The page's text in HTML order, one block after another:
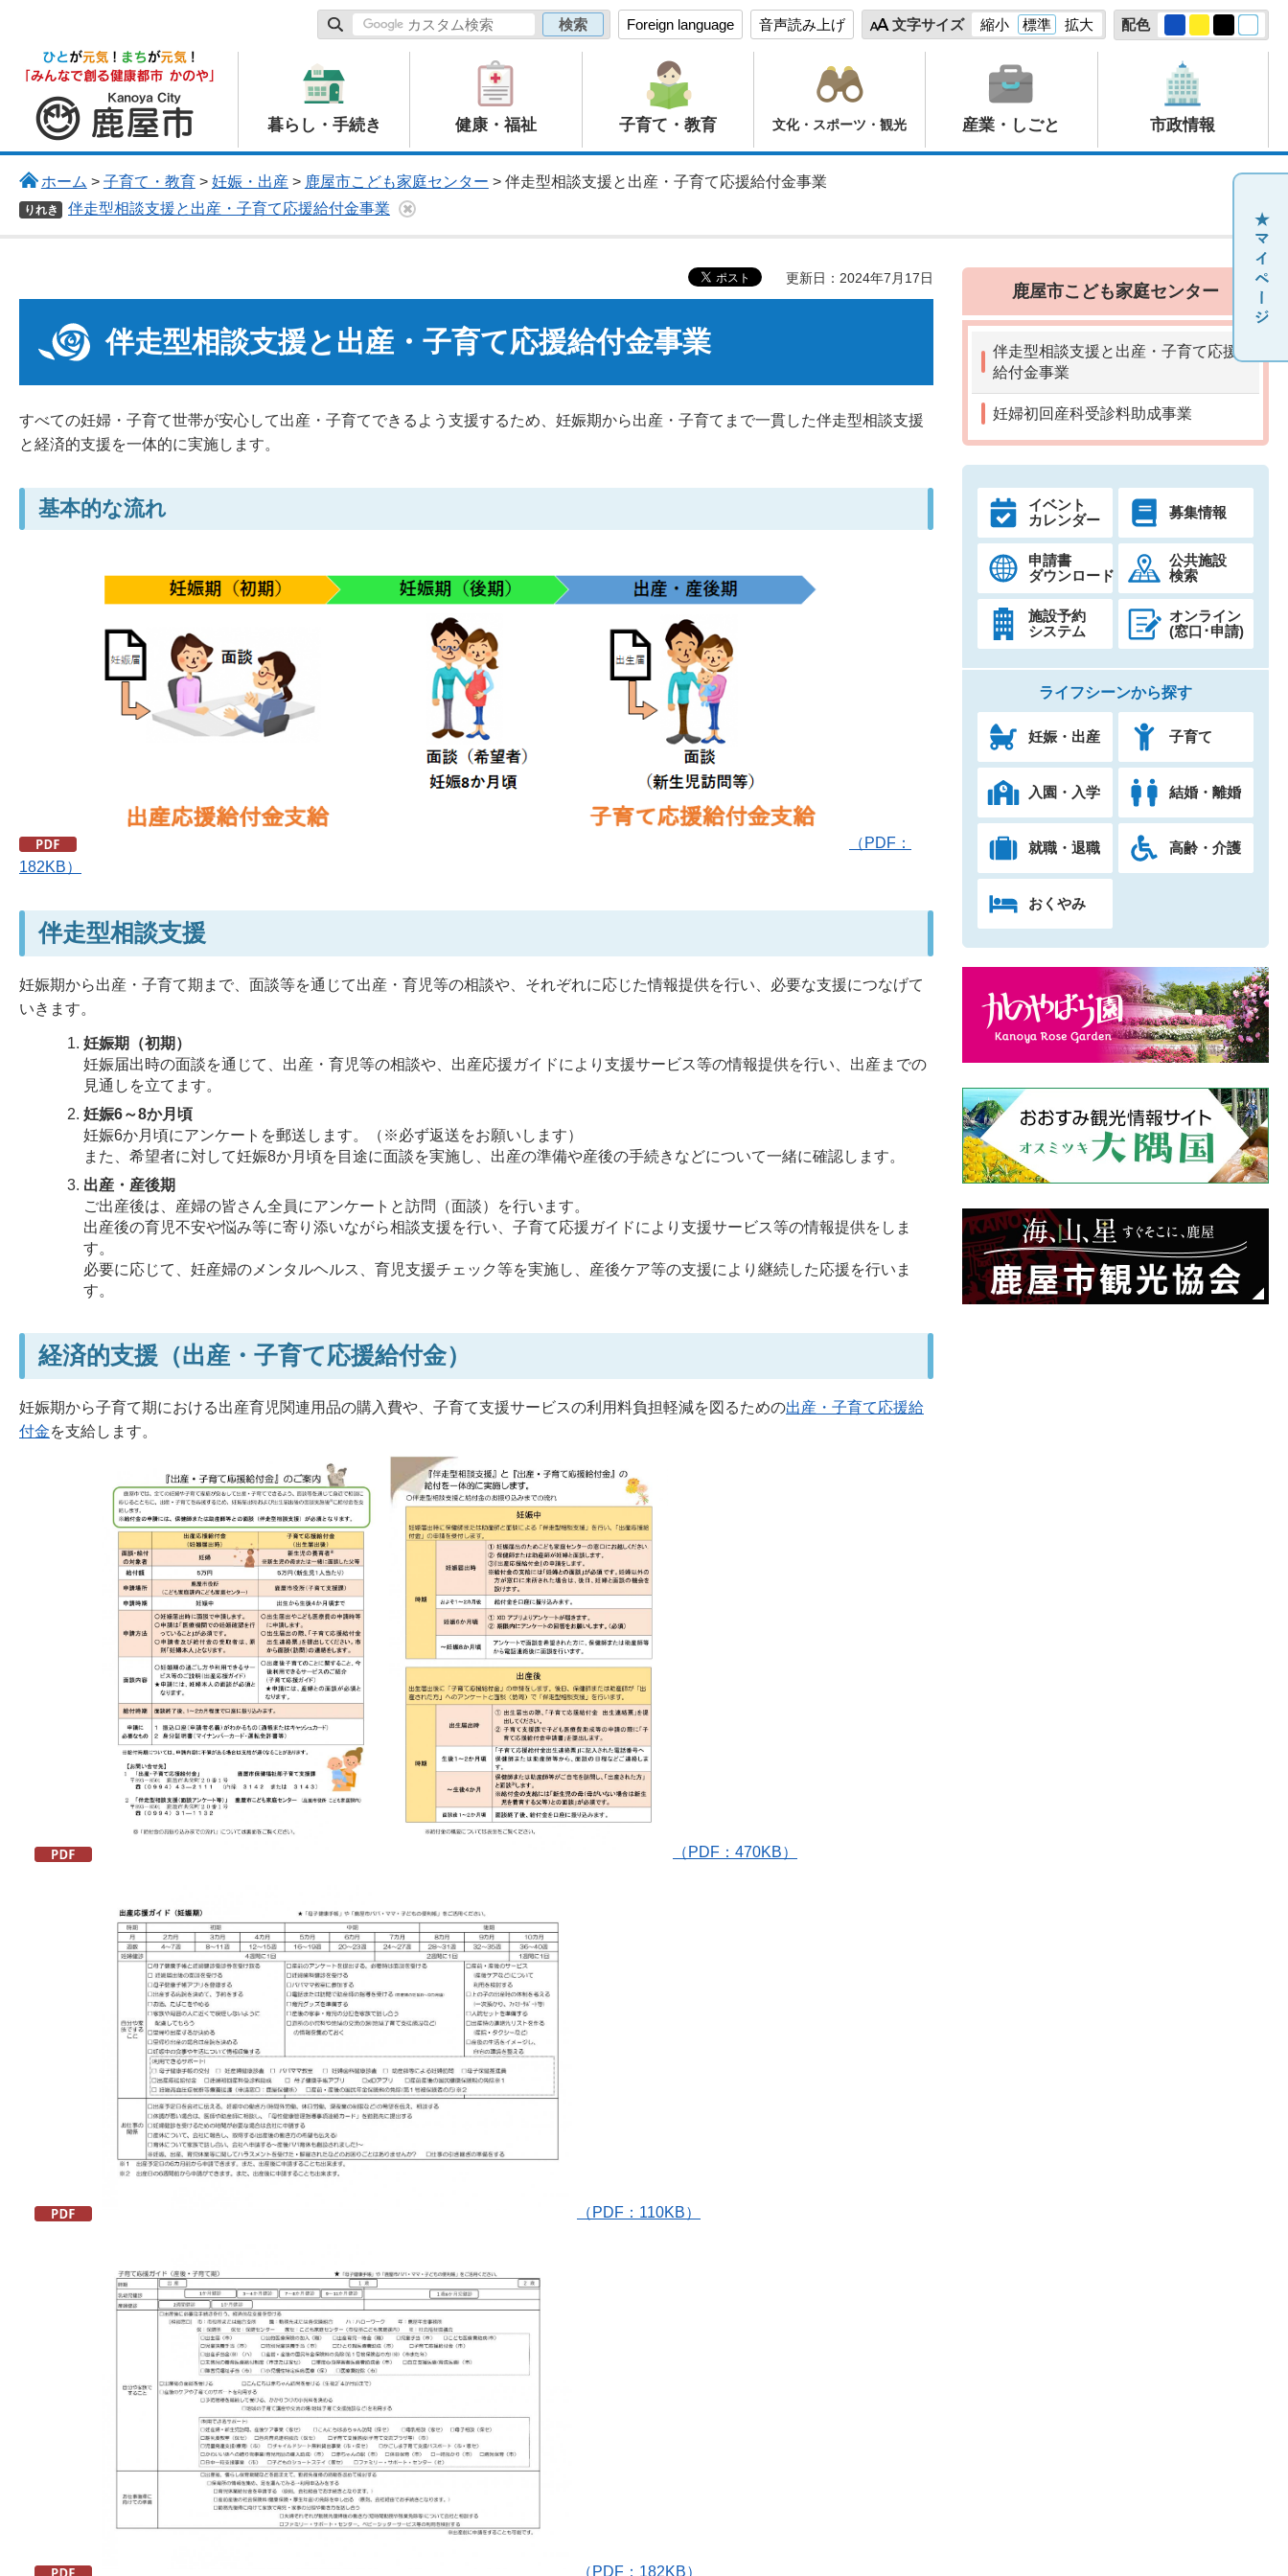
Foreign language 音声読み上げ 文字サイズ 縮小 標準 拡大 配色
鹿屋市
暮らし・手続き 健康・福祉 子育て・教育 文化・スポーツ・観光 産業・しごと 市政情報
ホーム > 子育て・教育> 妊娠・出産> 鹿屋市こども家庭センター > 伴走型相談支援と出産・子育て応援給付金事業
りれき 伴走型相談支援と出産・子育て応援給付金事業
更新日：2024年7月17日
伴走型相談支援と出産・子育て応援給付金事業
すべての妊婦・子育て世帯が安心して出産・子育てできるよう支援するため、妊娠期から出産・子育てまで一貫した伴走型相談支援
と経済的支援を一体的に実施します。
基本的な流れ
（PDF：
182KB）
伴走型相談支援
妊娠期から出産・子育て期まで、面談等を通じて出産・育児等の相談や、それぞれに応じた情報提供を行い、必要な支援につなげて
いきます。
妊娠期（初期）
妊娠届出時の面談を通じて、出産・育児等の相談や、出産応援ガイドにより支援サービス等の情報提供を行い、出産までの
見通しを立てます。
妊娠6～8か月頃
妊娠6か月頃にアンケートを郵送します。（※必ず返送をお願いします）
また、希望者に対して妊娠8か月頃を目途に面談を実施し、出産の準備や産後の手続きなどについて一緒に確認します。
出産・産後期
ご出産後は、産婦の皆さん全員にアンケートと訪問（面談）を行います。
出産後の育児不安や悩み等に寄り添いながら相談支援を行い、子育て応援ガイドにより支援サービス等の情報提供をしま
す。
必要に応じて、妊産婦のメンタルヘルス、育児支援チェック等を実施し、産後ケア等の支援により継続した応援を行いま
す。
経済的支援（出産・子育て応援給付金）
妊娠期から子育て期における出産育児関連用品の購入費や、子育て支援サービスの利用料負担軽減を図るための出産・子育て応援給
付金を支給します。
（PDF：470KB）
（PDF：110KB）
（PDF：182KB）
鹿屋市こども家庭センター
伴走型相談支援と出産・子育て応援
給付金事業
妊婦初回産科受診料助成事業
イベント
カレンダー
募集情報
申請書
ダウンロード
公共施設
検索
施設予約
システム
オンライン
(窓口･申請)
ライフシーンから探す
妊娠・出産 子育て
入園・入学 結婚・離婚
就職・退職 高齢・介護
おくやみ